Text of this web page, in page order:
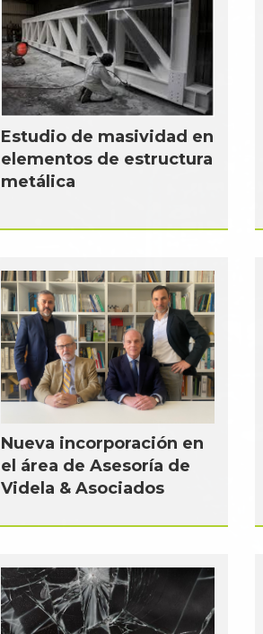
Estudio de masividad en
elementos de estructura
metálica
...
Nueva incorporación en
el área de Asesoría de
Videla & Asociados